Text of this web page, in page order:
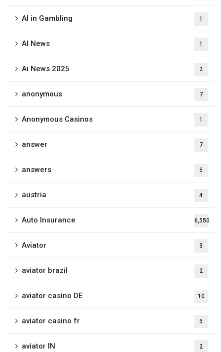
AI in Gambling 1
AI News 1
Ai News 2025 2
anonymous 7
Anonymous Casinos 1
answer 7
answers 5
austria 4
Auto Insurance 6,550
Aviator 3
aviator brazil 2
aviator casino DE 10
aviator casino fr 5
aviator IN 2